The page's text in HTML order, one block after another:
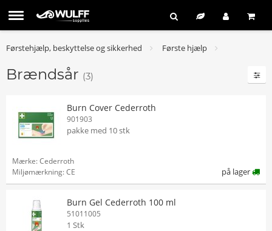
Førstehjælp, beskyttelse og sikkerhed Første hjælp
Brændsår (3)
Burn Cover Cederroth
901903
pakke med 10 stk
Mærke: Cederroth
Miljømærkning: CE
på lager
Burn Gel Cederroth 100 ml
51011005
1 Stk